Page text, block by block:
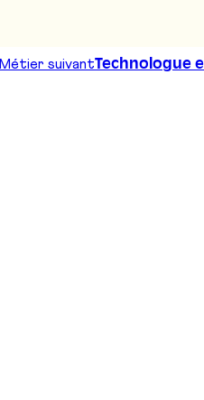
Métier suivantTechnologue